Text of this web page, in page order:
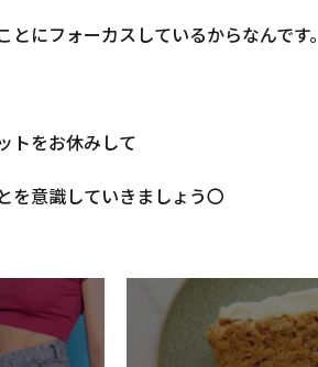
とにフォーカスしているからなんです。
トをお休みして
を意識していきましょう〇